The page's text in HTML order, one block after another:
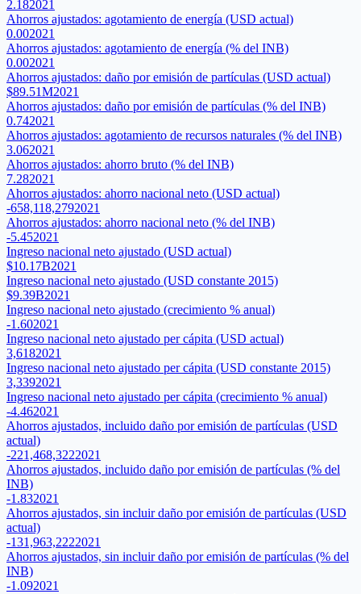
2.182021
Ahorros ajustados: agotamiento de energía (USD actual)
0.002021
Ahorros ajustados: agotamiento de energía (% del INB)
0.002021
Ahorros ajustados: daño por emisión de partículas (USD actual)
$89.51M2021
Ahorros ajustados: daño por emisión de partículas (% del INB)
0.742021
Ahorros ajustados: agotamiento de recursos naturales (% del INB)
3.062021
Ahorros ajustados: ahorro bruto (% del INB)
7.282021
Ahorros ajustados: ahorro nacional neto (USD actual)
-658,118,2792021
Ahorros ajustados: ahorro nacional neto (% del INB)
-5.452021
Ingreso nacional neto ajustado (USD actual)
$10.17B2021
Ingreso nacional neto ajustado (USD constante 2015)
$9.39B2021
Ingreso nacional neto ajustado (crecimiento % anual)
-1.602021
Ingreso nacional neto ajustado per cápita (USD actual)
3,6182021
Ingreso nacional neto ajustado per cápita (USD constante 2015)
3,3392021
Ingreso nacional neto ajustado per cápita (crecimiento % anual)
-4.462021
Ahorros ajustados, incluido daño por emisión de partículas (USD
actual)
-221,468,3222021
Ahorros ajustados, incluido daño por emisión de partículas (% del
INB)
-1.832021
Ahorros ajustados, sin incluir daño por emisión de partículas (USD
actual)
-131,963,2222021
Ahorros ajustados, sin incluir daño por emisión de partículas (% del
INB)
-1.092021